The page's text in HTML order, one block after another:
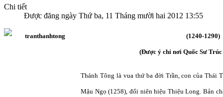
Chi tiết
Được đăng ngày Thứ ba, 11 Tháng mười hai 2012 13:55
(1240-1290)
(Được ý chỉ nơi Quốc Sư
Thánh Tông là vua thứ ba đời Trần, con của Thái
Mậu Ngọ (1258), đổi niên hiệu Thiệu Long. Bản